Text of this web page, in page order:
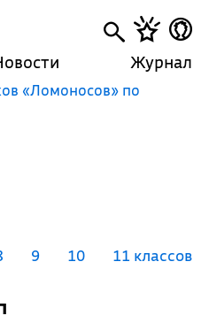
Журнал
«Ломоносов» по
9 10 11 классов